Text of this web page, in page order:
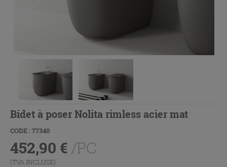
Bidet à poser Nolita rimless acier mat
CODE : 77340
452,90 € /PC
(TVA INCLUSE)